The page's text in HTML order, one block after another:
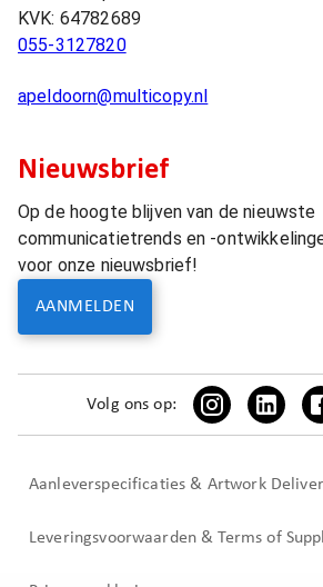
KVK: 64782689
055-3127820
apeldoorn@multicopy.nl
Nieuwsbrief
Op de hoogte blijven van de nieuwste
communicatietrends en -
voor onze nieuwsbrief!
AANMELDEN
Volg ons op:
Aanleverspecificaties & Artwork
Leveringsvoorwaarden & Terms of